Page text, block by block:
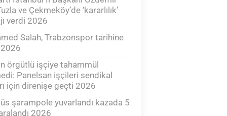
ve Çekmeköy’de ‘kararlılık’
verdi 2026
Salah, Trabzonspor tarihine
2026
örgütlü işçiye tahammül
Panelsan işçileri sendikal
için direnişe geçti 2026
şarampole yuvarlandı kazada 5
2026